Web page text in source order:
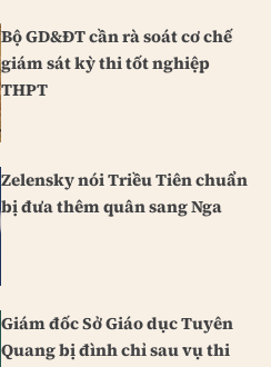
Bộ GD&ĐT cần rà soát cơ chế
giám sát kỳ thi tốt nghiệp
THPT
Zelensky nói Triều Tiên chuẩn
bị đưa thêm quân sang Nga
Giám đốc Sở Giáo dục Tuyên
Quang bị đình chỉ sau vụ thi